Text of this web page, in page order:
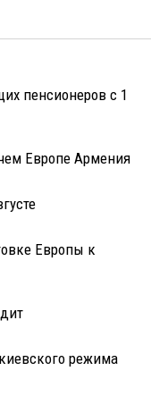
пенсионеров с 1
Европе Армения
Европы к
режима